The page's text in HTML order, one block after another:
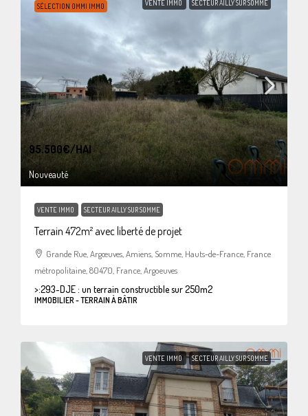
SÉLECTION OMMI IMMO VENTE IMMO SECTEUR AILLY SUR SOMME
95.500€/HAI
Nouveauté
VENTE IMMO SECTEUR AILLY SUR SOMME
Terrain 472m² avec liberté de projet
Grande Rue, Argœuves, Amiens, Somme, Hauts-de-France, France
métropolitaine, 80470, France, Argoeuves
>:293-DJE : un terrain constructible sur 250m2
IMMOBILIER - TERRAIN À BÂTIR
VENTE IMMO SECTEUR AILLY SUR SOMME